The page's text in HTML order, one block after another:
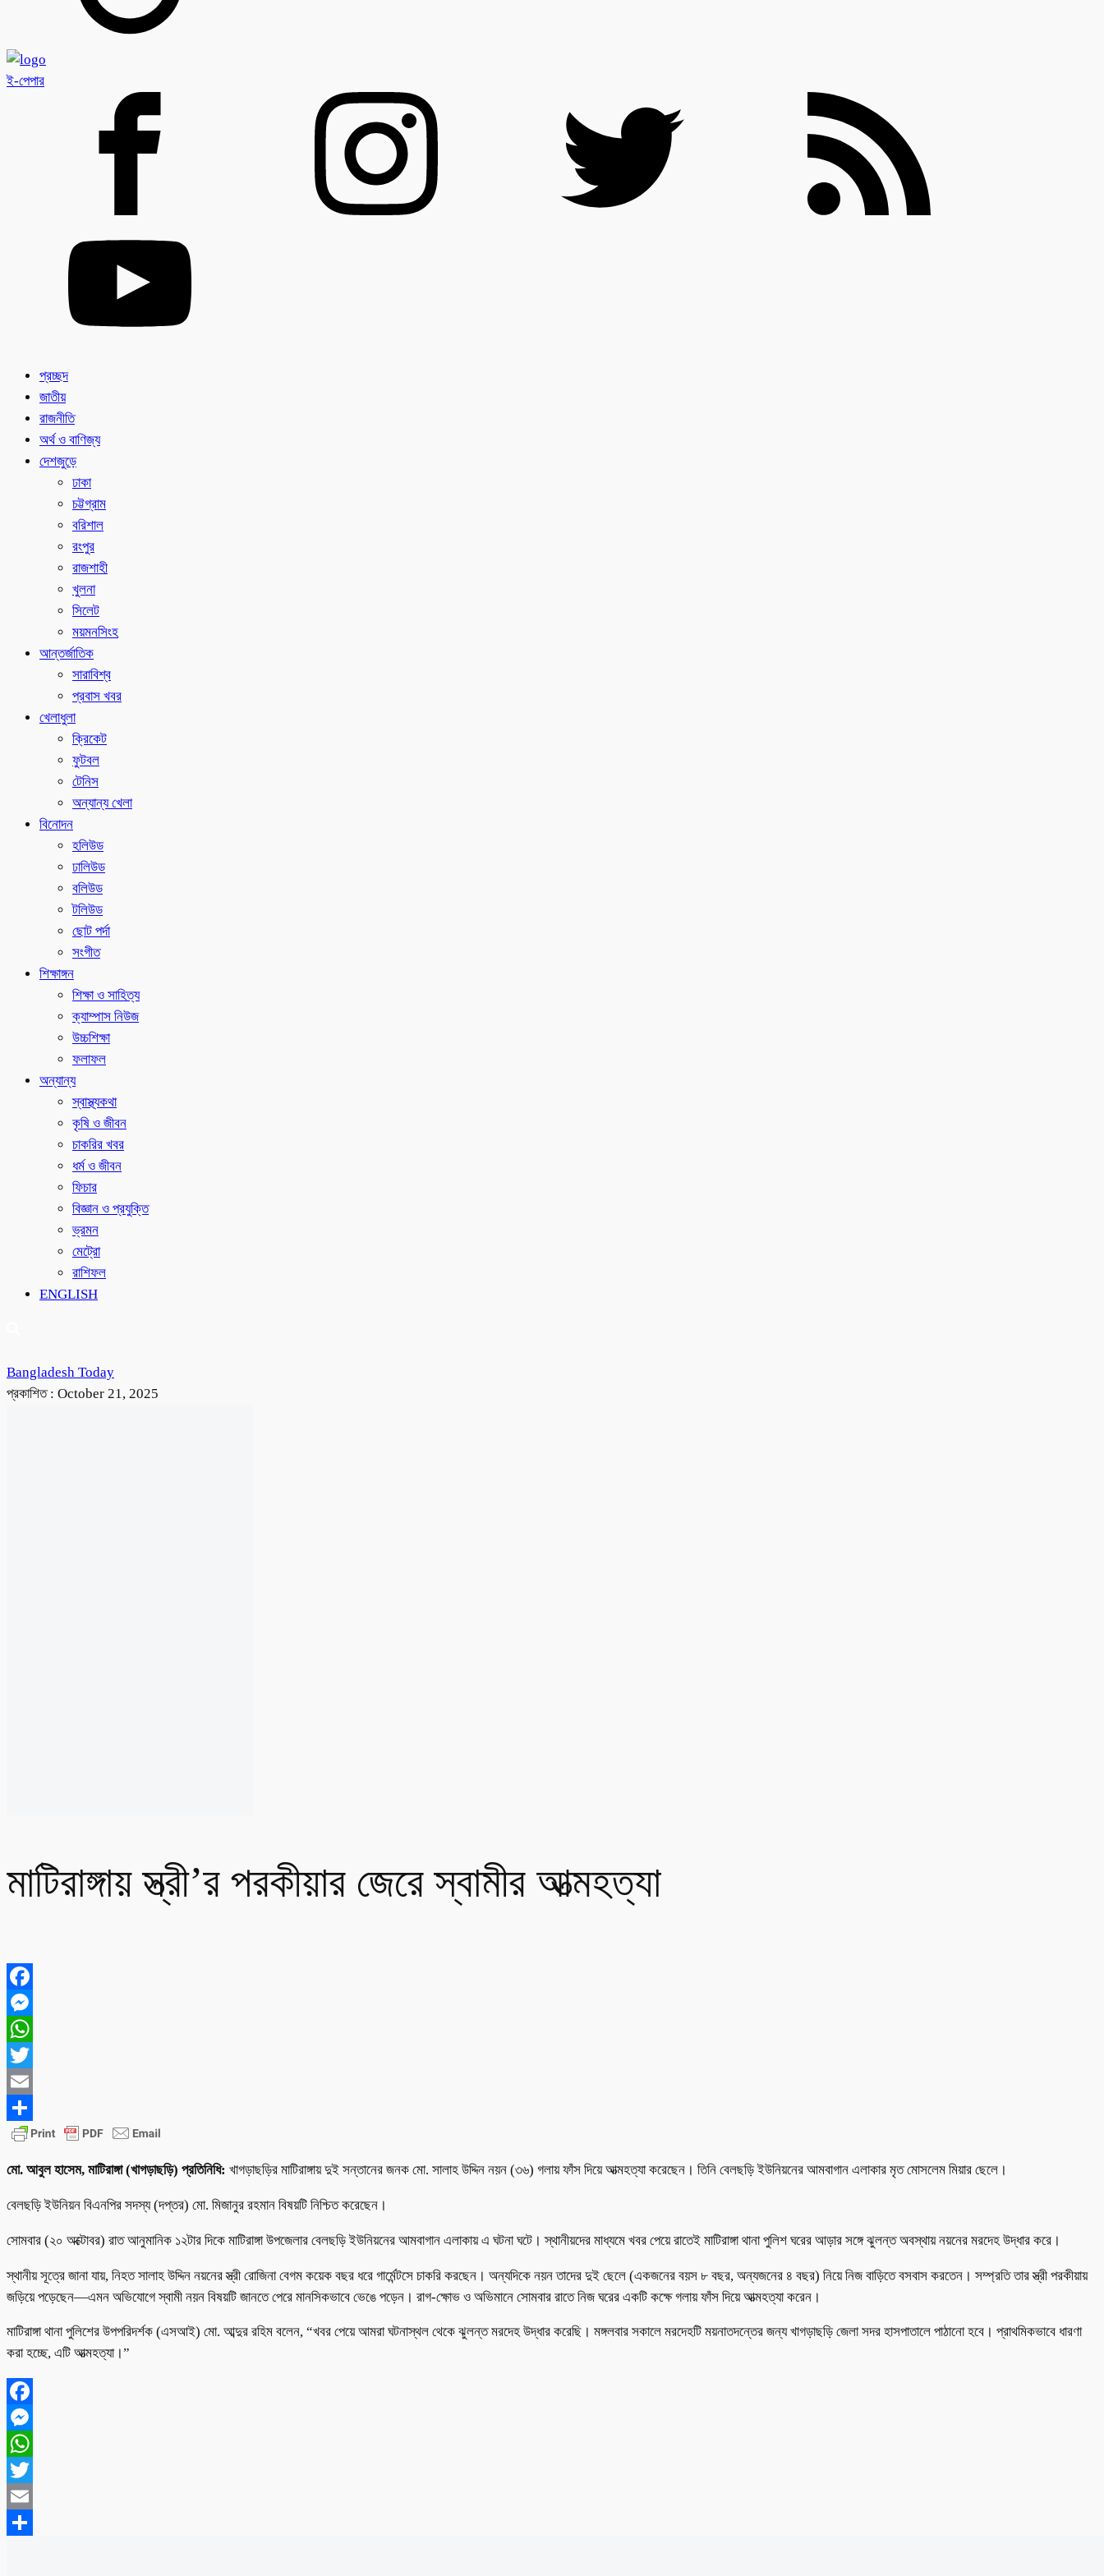
ই-পেপার
প্রচ্ছদ
জাতীয়
রাজনীতি
অর্থ ও বাণিজ্য
দেশজুড়ে
ঢাকা
চট্টগ্রাম
বরিশাল
রংপুর
রাজশাহী
খুলনা
সিলেট
ময়মনসিংহ
আন্তর্জাতিক
সারাবিশ্ব
প্রবাস খবর
খেলাধুলা
ক্রিকেট
ফুটবল
টেনিস
অন্যান্য খেলা
বিনোদন
হলিউড
ঢালিউড
বলিউড
টলিউড
ছোট পর্দা
সংগীত
শিক্ষাঙ্গন
শিক্ষা ও সাহিত্য
ক্যাম্পাস নিউজ
উচ্চশিক্ষা
ফলাফল
অন্যান্য
স্বাস্থ্যকথা
কৃষি ও জীবন
চাকরির খবর
ধর্ম ও জীবন
ফিচার
বিজ্ঞান ও প্রযুক্তি
ভ্রমন
মেট্রো
রাশিফল
ENGLISH
Bangladesh Today
প্রকাশিত : October 21, 2025
মাটিরাঙ্গায় স্ত্রী’র পরকীয়ার জেরে স্বামীর আত্মহত্যা
Facebook
Messenger
WhatsApp
Twitter
Email
Share
মো. আবুল হাসেম, মাটিরাঙ্গা (খাগড়াছড়ি) প্রতিনিধি: খাগড়াছড়ির মাটিরাঙ্গায় দুই সন্তানের জনক মো. সালাহ উদ্দিন নয়ন (৩৬) গলায় ফাঁস দিয়ে আত্মহত্যা করেছেন। তিনি বেলছড়ি ইউনিয়নের আমবাগান এলাকার মৃত মোসলেম মিয়ার ছেলে।
বেলছড়ি ইউনিয়ন বিএনপির সদস্য (দপ্তর) মো. মিজানুর রহমান বিষয়টি নিশ্চিত করেছেন।
সোমবার (২০ অক্টোবর) রাত আনুমানিক ১২টার দিকে মাটিরাঙ্গা উপজেলার বেলছড়ি ইউনিয়নের আমবাগান এলাকায় এ ঘটনা ঘটে। স্থানীয়দের মাধ্যমে খবর পেয়ে রাতেই মাটিরাঙ্গা থানা পুলিশ ঘরের আড়ার সঙ্গে ঝুলন্ত অবস্থায় নয়নের মরদেহ উদ্ধার করে।
স্থানীয় সূত্রে জানা যায়, নিহত সালাহ উদ্দিন নয়নের স্ত্রী রোজিনা বেগম কয়েক বছর ধরে গার্মেন্টসে চাকরি করছেন। অন্যদিকে নয়ন তাদের দুই ছেলে (একজনের বয়স ৮ বছর, অন্যজনের ৪ বছর) নিয়ে নিজ বাড়িতে বসবাস করতেন। সম্প্রতি তার স্ত্রী পরকীয়ায়
জড়িয়ে পড়েছেন—এমন অভিযোগে স্বামী নয়ন বিষয়টি জানতে পেরে মানসিকভাবে ভেঙে পড়েন। রাগ-ক্ষোভ ও অভিমানে সোমবার রাতে নিজ ঘরের একটি কক্ষে গলায় ফাঁস দিয়ে আত্মহত্যা করেন।
মাটিরাঙ্গা থানা পুলিশের উপপরিদর্শক (এসআই) মো. আব্দুর রহিম বলেন, “খবর পেয়ে আমরা ঘটনাস্থল থেকে ঝুলন্ত মরদেহ উদ্ধার করেছি। মঙ্গলবার সকালে মরদেহটি ময়নাতদন্তের জন্য খাগড়াছড়ি জেলা সদর হাসপাতালে পাঠানো হবে। প্রাথমিকভাবে ধারণা
করা হচ্ছে, এটি আত্মহত্যা।”
Facebook
Messenger
WhatsApp
Twitter
Email